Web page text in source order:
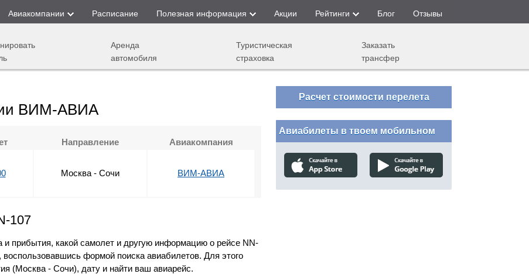
Авиакомпании Расписание Полезная информация Акции Рейтинги Блог Отзывы
Аренда
автомобиля
Туристическая
страховка
Заказать
трансфер
ВИМ-АВИА
Направление Авиакомпания
Москва - Сочи ВИМ-АВИА
107
прибытия, какой самолет и другую информацию о рейсе NN-
формой поиска авиабилетов. Для этого
(Москва - Сочи), дату и найти ваш авиарейс.
Расчет стоимости перелета
Авиабилеты в твоем мобильном